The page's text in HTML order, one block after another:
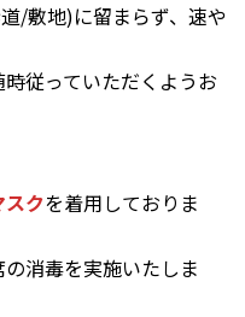
/敷地)に留まらず、速や
従っていただくようお
スクを着用しておりま
消毒を実施いたしま